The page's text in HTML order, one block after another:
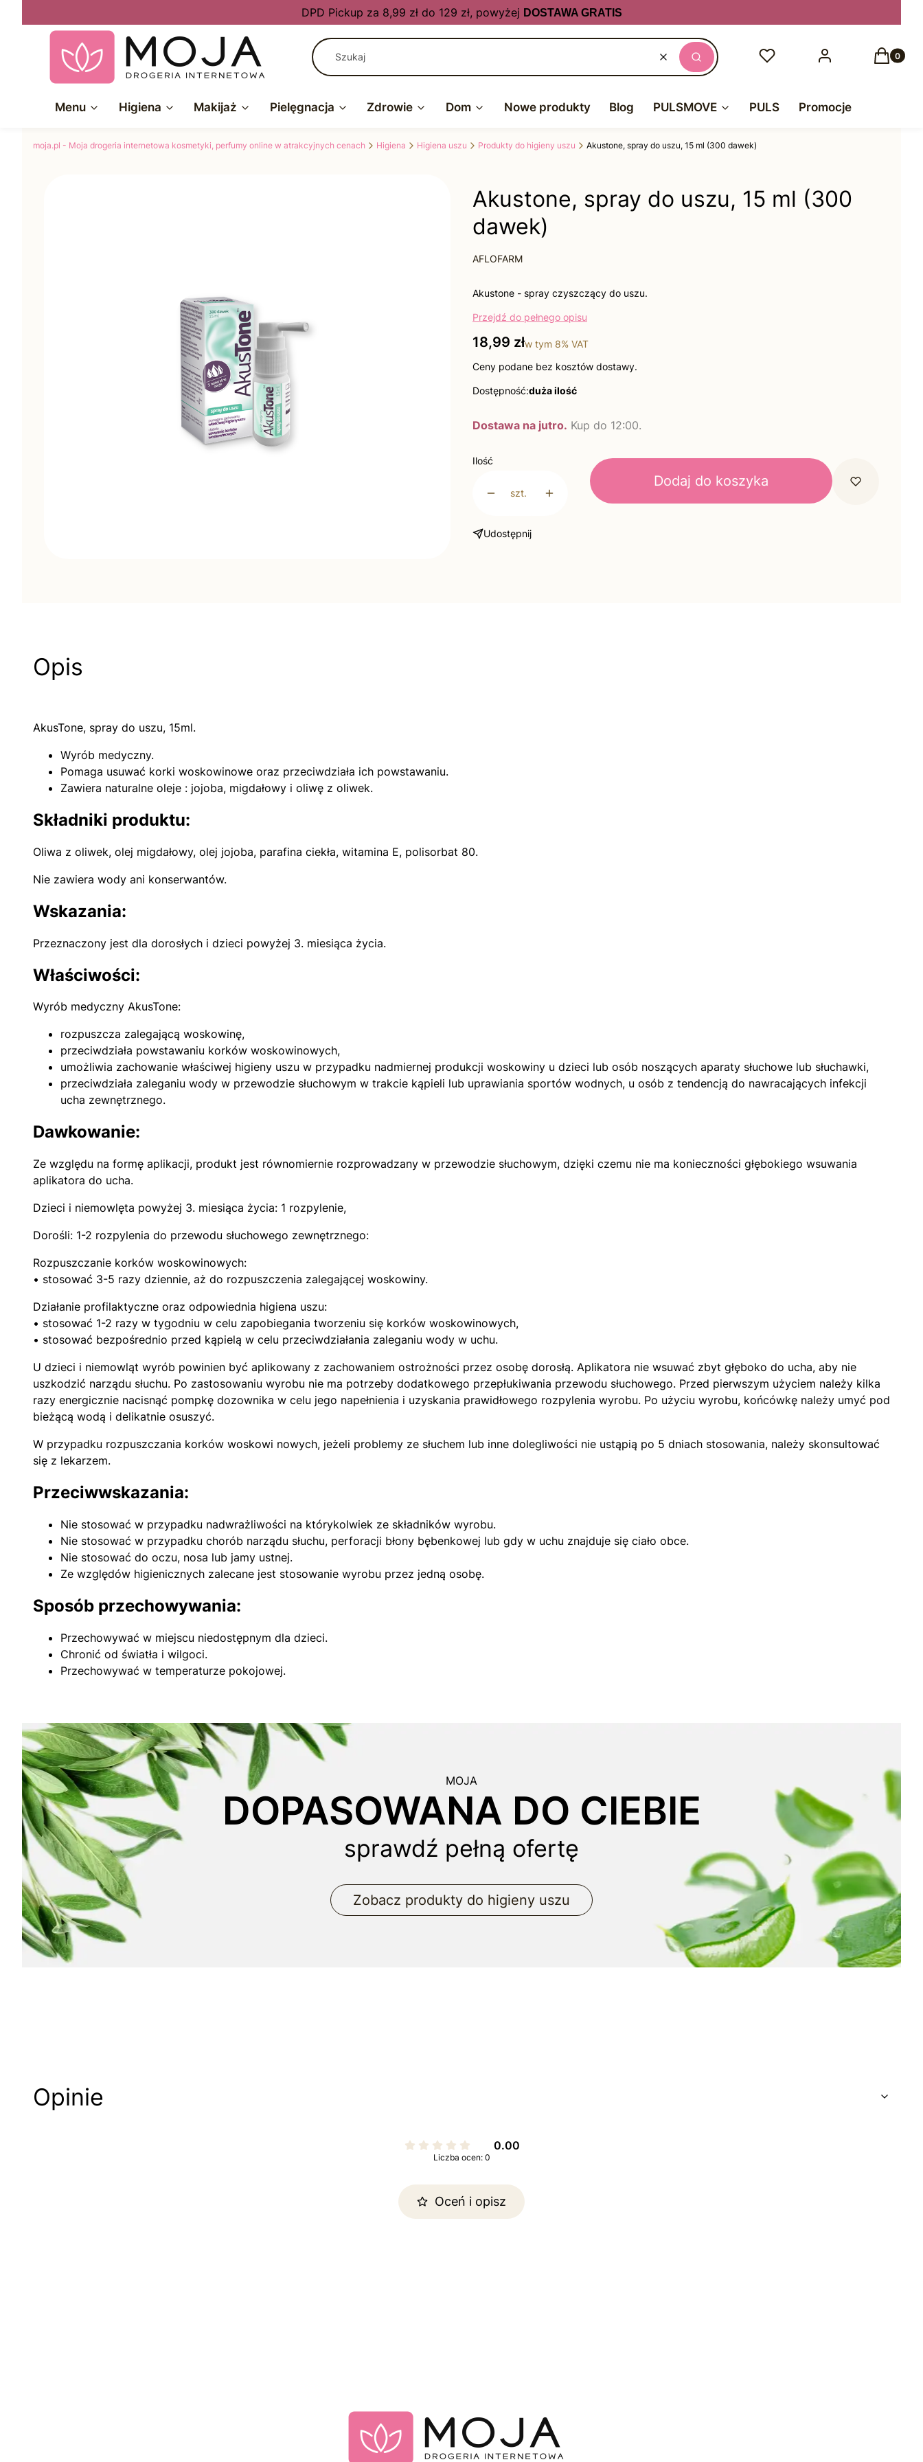
DPD Pickup za 8,99 zł do 129 zł, powyżej DOSTAWA GRATIS
WyczyśćSzukaj
Ulubione Zaloguj się Koszyk
Menu Higiena Makijaż Pielęgnacja Zdrowie Dom Nowe produkty Blog PULSMOVE PULS Promocje
moja.pl - Moja drogeria internetowa kosmetyki, perfumy online w atrakcyjnych cenach Higiena Higiena uszu Produkty do higieny uszu Akustone, spray do uszu, 15 ml (300 dawek)
Akustone, spray do uszu, 15 ml (300
dawek)
AFLOFARM
Akustone - spray czyszczący do uszu.
Przejdź do pełnego opisu
Cena
18,99 złw tym 8% VAT
Ceny podane bez kosztów dostawy.
Dostępność:duża ilość
Dostawa na jutro. Kup do 12:00.
Ilość
szt.
Dodaj do koszyka
Udostępnij
Opis
AkusTone, spray do uszu, 15ml.
Wyrób medyczny.
Pomaga usuwać korki woskowinowe oraz przeciwdziała ich powstawaniu.
Zawiera naturalne oleje : jojoba, migdałowy i oliwę z oliwek.
Składniki produktu:
Oliwa z oliwek, olej migdałowy, olej jojoba, parafina ciekła, witamina E, polisorbat 80.
Nie zawiera wody ani konserwantów.
Wskazania:
Przeznaczony jest dla dorosłych i dzieci powyżej 3. miesiąca życia.
Właściwości:
Wyrób medyczny AkusTone:
rozpuszcza zalegającą woskowinę,
przeciwdziała powstawaniu korków woskowinowych,
umożliwia zachowanie właściwej higieny uszu w przypadku nadmiernej produkcji woskowiny u dzieci lub osób noszących aparaty słuchowe lub słuchawki,
przeciwdziała zaleganiu wody w przewodzie słuchowym w trakcie kąpieli lub uprawiania sportów wodnych, u osób z tendencją do nawracających infekcji
ucha zewnętrznego.
Dawkowanie:
Ze względu na formę aplikacji, produkt jest równomiernie rozprowadzany w przewodzie słuchowym, dzięki czemu nie ma konieczności głębokiego wsuwania
aplikatora do ucha.
Dzieci i niemowlęta powyżej 3. miesiąca życia: 1 rozpylenie,
Dorośli: 1-2 rozpylenia do przewodu słuchowego zewnętrznego:
Rozpuszczanie korków woskowinowych:
• stosować 3-5 razy dziennie, aż do rozpuszczenia zalegającej woskowiny.
Działanie profilaktyczne oraz odpowiednia higiena uszu:
• stosować 1-2 razy w tygodniu w celu zapobiegania tworzeniu się korków woskowinowych,
• stosować bezpośrednio przed kąpielą w celu przeciwdziałania zaleganiu wody w uchu.
U dzieci i niemowląt wyrób powinien być aplikowany z zachowaniem ostrożności przez osobę dorosłą. Aplikatora nie wsuwać zbyt głęboko do ucha, aby nie
uszkodzić narządu słuchu. Po zastosowaniu wyrobu nie ma potrzeby dodatkowego przepłukiwania przewodu słuchowego. Przed pierwszym użyciem należy kilka
razy energicznie nacisnąć pompkę dozownika w celu jego napełnienia i uzyskania prawidłowego rozpylenia wyrobu. Po użyciu wyrobu, końcówkę należy umyć pod
bieżącą wodą i delikatnie osuszyć.
W przypadku rozpuszczania korków woskowi nowych, jeżeli problemy ze słuchem lub inne dolegliwości nie ustąpią po 5 dniach stosowania, należy skonsultować
się z lekarzem.
Przeciwwskazania:
Nie stosować w przypadku nadwrażliwości na którykolwiek ze składników wyrobu.
Nie stosować w przypadku chorób narządu słuchu, perforacji błony bębenkowej lub gdy w uchu znajduje się ciało obce.
Nie stosować do oczu, nosa lub jamy ustnej.
Ze względów higienicznych zalecane jest stosowanie wyrobu przez jedną osobę.
Sposób przechowywania:
Przechowywać w miejscu niedostępnym dla dzieci.
Chronić od światła i wilgoci.
Przechowywać w temperaturze pokojowej.
MOJA
DOPASOWANA DO CIEBIE
sprawdź pełną ofertę
Zobacz produkty do higieny uszu
Opinie
0.00
Liczba ocen: 0
Oceń i opisz